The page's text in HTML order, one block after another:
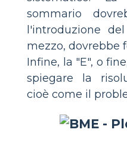
sommario
l'introduzione
mezzo, dovrebbe
Infine, la "E", o
spiegare la
cioè come il